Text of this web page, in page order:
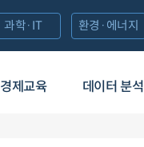
경제교육 데이터 분석
과학·IT 환경·에너지